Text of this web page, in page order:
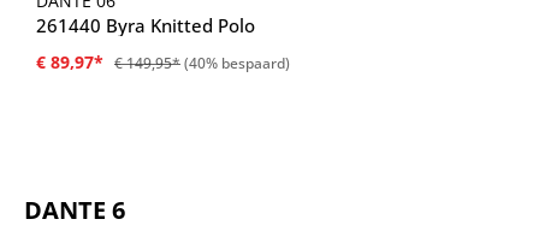
261440 Byra Knitted Polo
€ 89,97* € 149,95*(40% bespaard)
DANTE 6